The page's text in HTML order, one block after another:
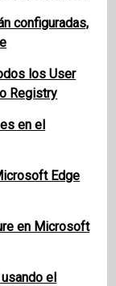
configuradas,
los User
Registry
en el
Edge
en Microsoft
el